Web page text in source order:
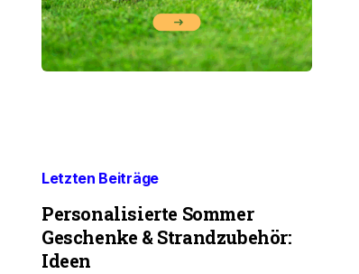
Letzten Beiträge
Personalisierte Sommer
Geschenke & Strandzubehör:
Ideen